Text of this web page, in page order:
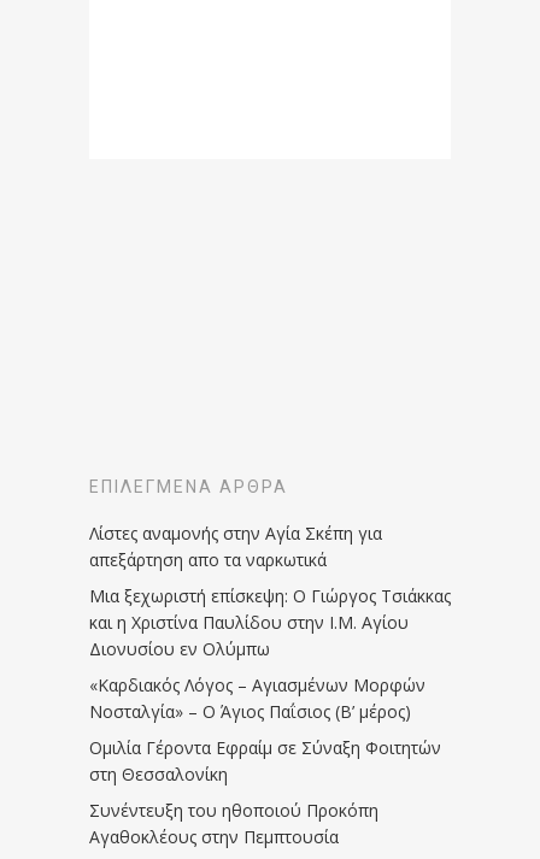
ΕΠΙΛΕΓΜΈΝΑ ΆΡΘΡΑ
Λίστες αναμονής στην Αγία Σκέπη για
απεξάρτηση απο τα ναρκωτικά
Μια ξεχωριστή επίσκεψη: Ο Γιώργος Τσιάκκας
και η Χριστίνα Παυλίδου στην Ι.Μ. Αγίου
Διονυσίου εν Ολύμπω
«Καρδιακός Λόγος – Αγιασμένων Μορφών
Νοσταλγία» – Ο Άγιος Παΐσιος (Β’ μέρος)
Ομιλία Γέροντα Εφραίμ σε Σύναξη Φοιτητών
στη Θεσσαλονίκη
Συνέντευξη του ηθοποιού Προκόπη
Αγαθοκλέους στην Πεμπτουσία